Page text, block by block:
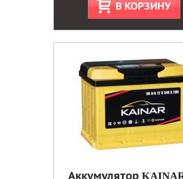
В КОРЗИНУ
Аккумулятор